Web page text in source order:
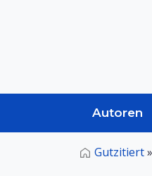
Autoren
Gutzitiert»